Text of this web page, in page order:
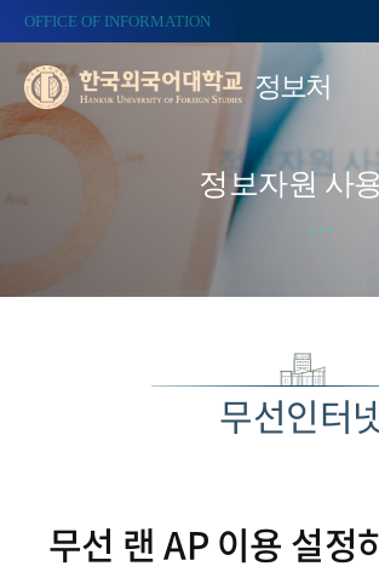
OFFICE OF INFORMATION
정보처
정보자원 사
무선인터
무선 랜 AP 이용 설정